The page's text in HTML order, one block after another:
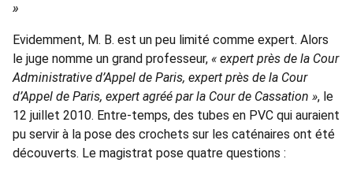
»
Evidemment, M. B. est un peu limité comme expert. Alors
le juge nomme un grand professeur, « expert près de la Cour
Administrative d’Appel de Paris, expert près de la Cour
d’Appel de Paris, expert agréé par la Cour de Cassation », le
12 juillet 2010. Entre-temps, des tubes en PVC qui auraient
pu servir à la pose des crochets sur les caténaires ont été
découverts. Le magistrat pose quatre questions :